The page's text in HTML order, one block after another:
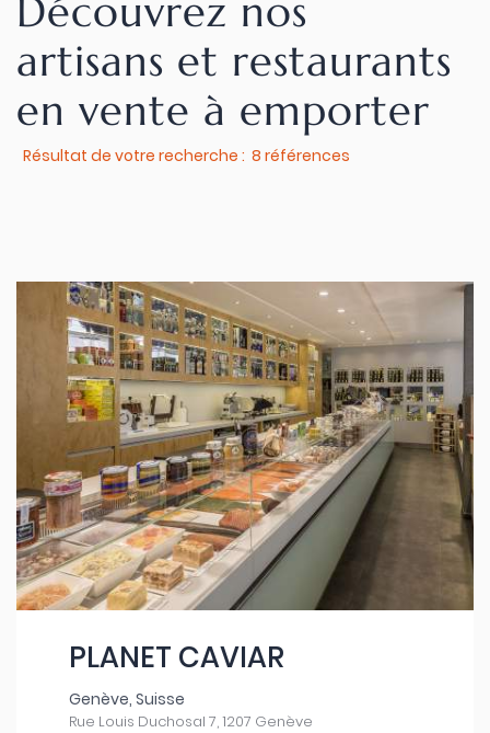
Découvrez nos
artisans et restaurants
en vente à emporter
Résultat de votre recherche : 8 références
PLANET CAVIAR
Genève, Suisse
Rue Louis Duchosal 7, 1207 Genève